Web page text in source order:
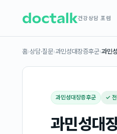
건강상담 포럼
홈›상담·질문›과민성대장증후군›과민
과민성대장증후군 ✓ 전
과민성대